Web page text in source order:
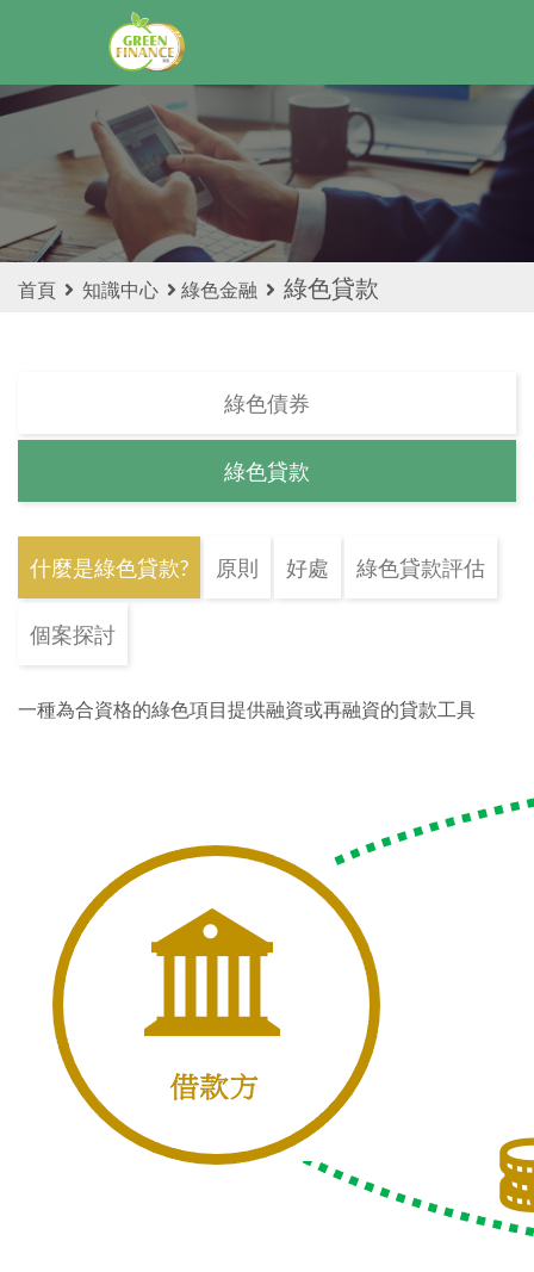
首頁 知識中心 綠色金融 綠色貸款
綠色債券
綠色貸款
什麼是綠色貸款? 原則 好處 綠色貸款評估
個案探討
一種為合資格的綠色項目提供融資或再融資的貸款工具